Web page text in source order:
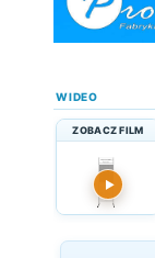
WIDEO
ZOBACZ FILM
▶